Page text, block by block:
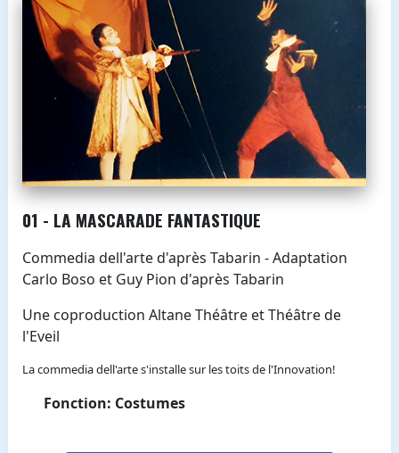
01 - LA MASCARADE FANTASTIQUE
Commedia dell'arte d'après Tabarin - Adaptation
Carlo Boso et Guy Pion d'après Tabarin
Une coproduction Altane Théâtre et Théâtre de
l'Eveil
La commedia dell'arte s'installe sur les toits de l'Innovation!
Fonction: Costumes